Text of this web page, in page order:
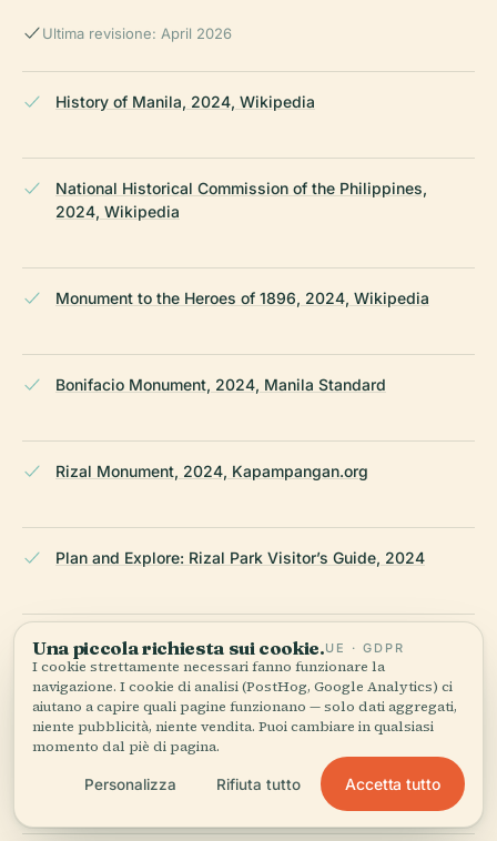
Ultima revisione: April 2026
History of Manila, 2024, Wikipedia
National Historical Commission of the Philippines,
2024, Wikipedia
Monument to the Heroes of 1896, 2024, Wikipedia
Bonifacio Monument, 2024, Manila Standard
Rizal Monument, 2024, Kapampangan.org
Plan and Explore: Rizal Park Visitor’s Guide, 2024
Rappler: Battle of Manila Monuments and Markers,
2024
Evendo: Bonifacio and the Katipunan Revolution
Monument, 2024
Una piccola richiesta sui cookie.UE · GDPR
I cookie strettamente necessari fanno funzionare la
navigazione. I cookie di analisi (PostHog, Google Analytics) ci
aiutano a capire quali pagine funzionano — solo dati aggregati,
niente pubblicità, niente vendita. Puoi cambiare in qualsiasi
momento dal piè di pagina.
Personalizza Rifiuta tutto Accetta tutto